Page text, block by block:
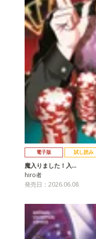
電子版 試し読み
魔入りました！入…
hiro者
発売日：2026.06.08